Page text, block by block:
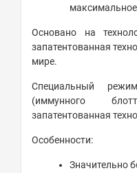
Основано на
запатентованная
мире.
Специальный
(иммунного
запатентованная
Особенности:
Значительно